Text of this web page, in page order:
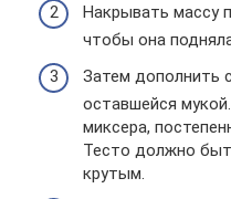
Накрывать массу
чтобы она
Затем дополнить
оставшейся
миксера,
Тесто должно
крутым.